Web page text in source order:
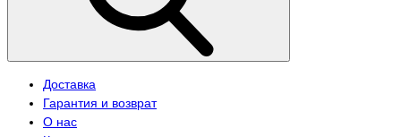
Доставка
Гарантия и возврат
О нас